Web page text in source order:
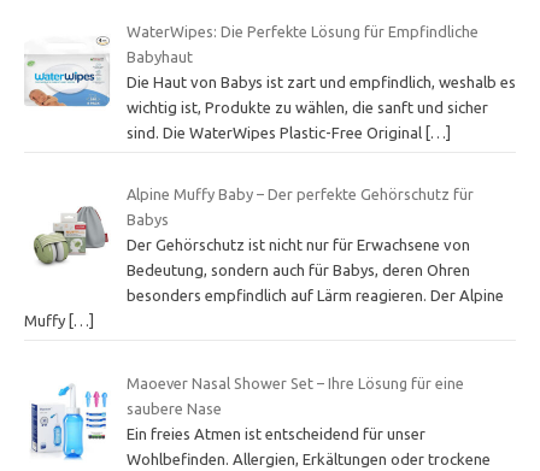
WaterWipes: Die Perfekte Lösung für Empfindliche
Babyhaut
Die Haut von Babys ist zart und empfindlich, weshalb es
wichtig ist, Produkte zu wählen, die sanft und sicher
sind. Die WaterWipes Plastic-Free Original […]
Alpine Muffy Baby – Der perfekte Gehörschutz für
Babys
Der Gehörschutz ist nicht nur für Erwachsene von
Bedeutung, sondern auch für Babys, deren Ohren
besonders empfindlich auf Lärm reagieren. Der Alpine
Muffy […]
Maoever Nasal Shower Set – Ihre Lösung für eine
saubere Nase
Ein freies Atmen ist entscheidend für unser
Wohlbefinden. Allergien, Erkältungen oder trockene